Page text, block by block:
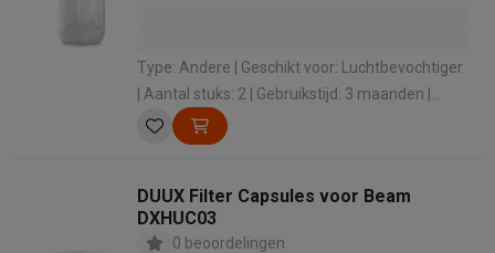
Type: Andere | Geschikt voor: Luchtbevochtiger
| Aantal stuks: 2 | Gebruikstijd: 3 maanden |
Gewicht: 0.06 kg
DUUX Filter Capsules voor Beam
DXHUC03
0 beoordelingen